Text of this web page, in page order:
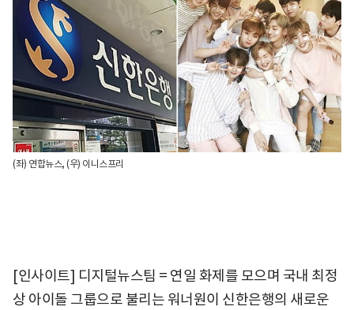
(좌) 연합뉴스, (우) 이니스프리
[인사이트] 디지털뉴스팀 = 연일 화제를 모으며 국내 최정
상 아이돌 그룹으로 불리는 워너원이 신한은행의 새로운